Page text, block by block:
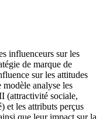
influenceurs sur les
de marque de
sur les attitudes
analyse les
(attractivité sociale,
et les attributs perçus
que leur impact sur la